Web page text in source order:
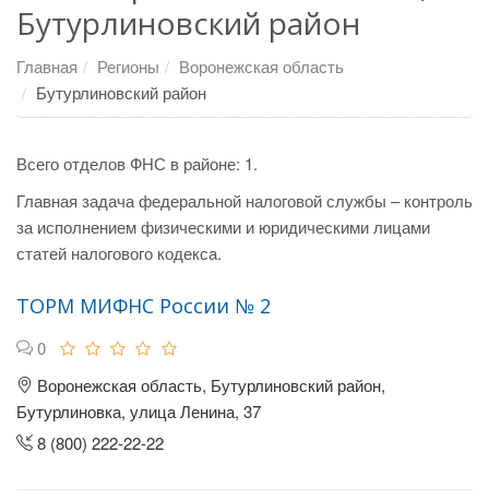
Бутурлиновский район
Главная Регионы
Воронежская область
Бутурлиновский район
Всего отделов ФНС в районе: 1.
Главная задача федеральной налоговой службы – контроль
за исполнением физическими и юридическими лицами
статей налогового кодекса.
ТОРМ МИФНС России № 2
0
Воронежская область, Бутурлиновский район,
Бутурлиновка, улица Ленина, 37
8 (800) 222-22-22